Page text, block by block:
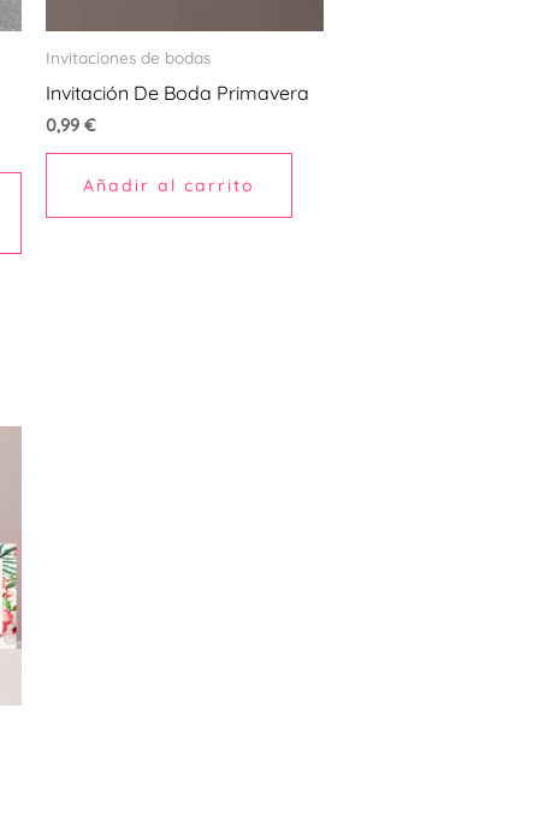
pueden
elegir
página
Invitaciones de bodas
Invitación De Boda Primavera
0,99 €
Añadir al carrito